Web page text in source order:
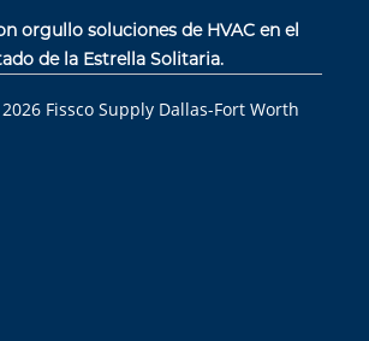
orgullo soluciones de HVAC en el
de la Estrella Solitaria.
2026 Fissco Supply Dallas-Fort Worth